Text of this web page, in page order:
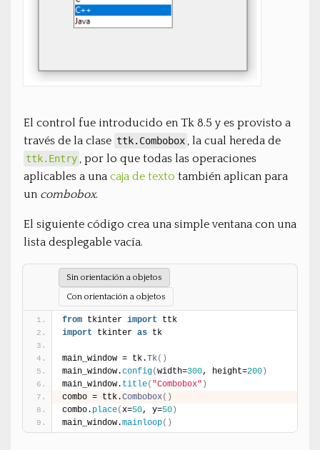
El control fue introducido en Tk 8.5 y es provisto a
través de la clase ttk.Combobox , la cual hereda de
ttk.Entry , por lo que todas las operaciones
aplicables a una caja de texto también aplican para
un combobox.
El siguiente código crea una simple ventana con una
lista desplegable vacía.
Sin orientación a objetos
Con orientación a objetos
from tkinter import ttk
import tkinter as tk
main_window = tk.Tk( )
main_window.config(width=300, height=200 )
main_window. title( "Combobox" )
combo = ttk.Combobox( )
combo. place(x=50, y=50 )
main_window.mainloop( )